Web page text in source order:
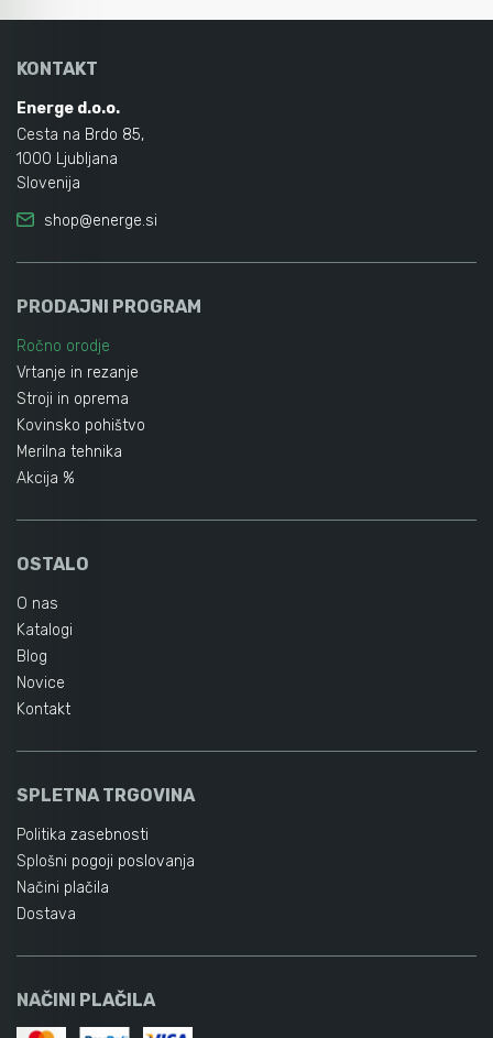
KONTAKT
Energe d.o.o.
Cesta na Brdo 85,
1000 Ljubljana
Slovenija
shop@energe.si
PRODAJNI PROGRAM
Ročno orodje
Vrtanje in rezanje
Stroji in oprema
Kovinsko pohištvo
Merilna tehnika
Akcija %
OSTALO
O nas
Katalogi
Blog
Novice
Kontakt
SPLETNA TRGOVINA
Politika zasebnosti
Splošni pogoji poslovanja
Načini plačila
Dostava
NAČINI PLAČILA